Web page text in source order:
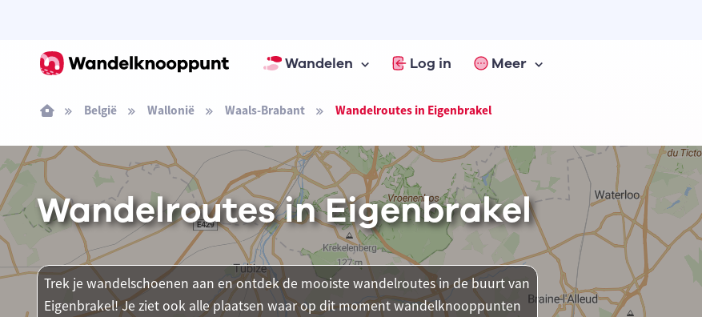
Wandelen Log in Meer
België Wallonië Waals-Brabant Wandelroutes in Eigenbrakel
Wandelroutes in Eigenbrakel
Trek je wandelschoenen aan en ontdek de mooiste wandelroutes in de buurt van
Eigenbrakel! Je ziet ook alle plaatsen waar op dit moment wandelknooppunten